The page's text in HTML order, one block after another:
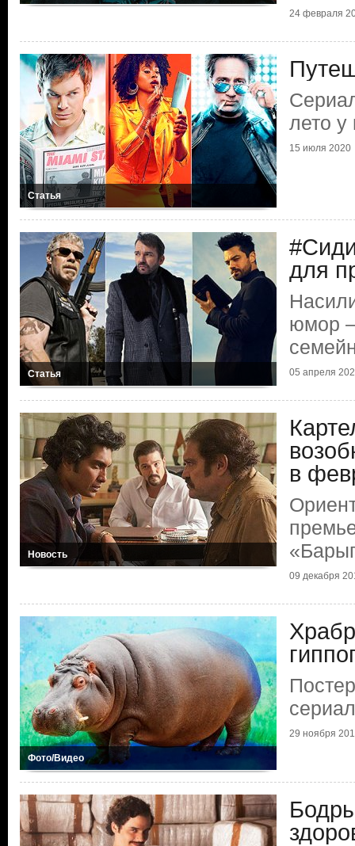
24 февраля
Статья
лето у
15 июля 2020
Статья
для
юмор
05 апреля
Новость
в
09 декабря
Фото/Видео
29 ноября